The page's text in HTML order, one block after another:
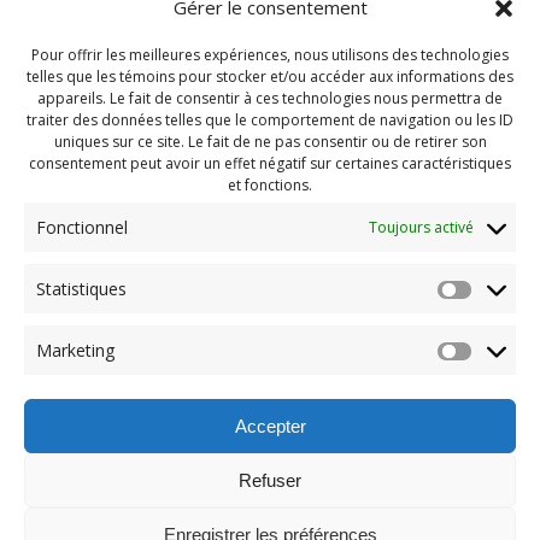
Gérer le consentement
Pour offrir les meilleures expériences, nous utilisons des technologies
telles que les témoins pour stocker et/ou accéder aux informations des
appareils. Le fait de consentir à ces technologies nous permettra de
traiter des données telles que le comportement de navigation ou les ID
uniques sur ce site. Le fait de ne pas consentir ou de retirer son
consentement peut avoir un effet négatif sur certaines caractéristiques
et fonctions.
Fonctionnel Toujours activé
Statistiques
Marketing
Accepter
Refuser
Enregistrer les préférences
Navigation
de
l'article
Previous:
post: